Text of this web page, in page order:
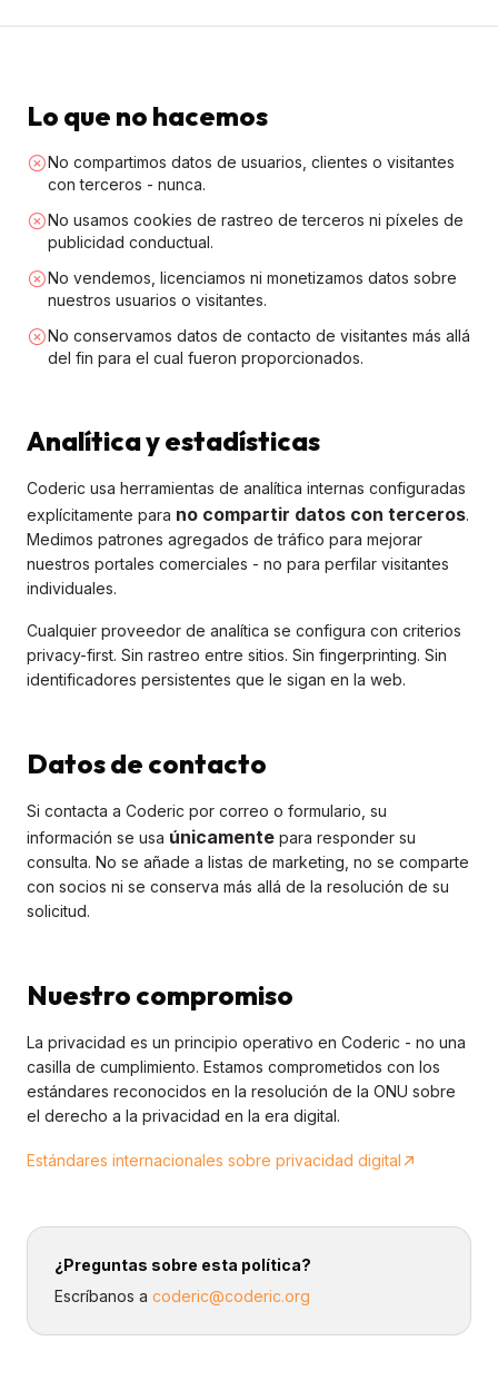
Lo que no hacemos
No compartimos datos de usuarios, clientes o visitantes
con terceros - nunca.
No usamos cookies de rastreo de terceros ni píxeles de
publicidad conductual.
No vendemos, licenciamos ni monetizamos datos sobre
nuestros usuarios o visitantes.
No conservamos datos de contacto de visitantes más allá
del fin para el cual fueron proporcionados.
Analítica y estadísticas
Coderic usa herramientas de analítica internas configuradas
explícitamente para no compartir datos con terceros.
Medimos patrones agregados de tráfico para mejorar
nuestros portales comerciales - no para perfilar visitantes
individuales.
Cualquier proveedor de analítica se configura con criterios
privacy-first. Sin rastreo entre sitios. Sin fingerprinting. Sin
identificadores persistentes que le sigan en la web.
Datos de contacto
Si contacta a Coderic por correo o formulario, su
información se usa únicamente para responder su
consulta. No se añade a listas de marketing, no se comparte
con socios ni se conserva más allá de la resolución de su
solicitud.
Nuestro compromiso
La privacidad es un principio operativo en Coderic - no una
casilla de cumplimiento. Estamos comprometidos con los
estándares reconocidos en la resolución de la ONU sobre
el derecho a la privacidad en la era digital.
Estándares internacionales sobre privacidad digital
¿Preguntas sobre esta política?
Escríbanos a coderic@coderic.org